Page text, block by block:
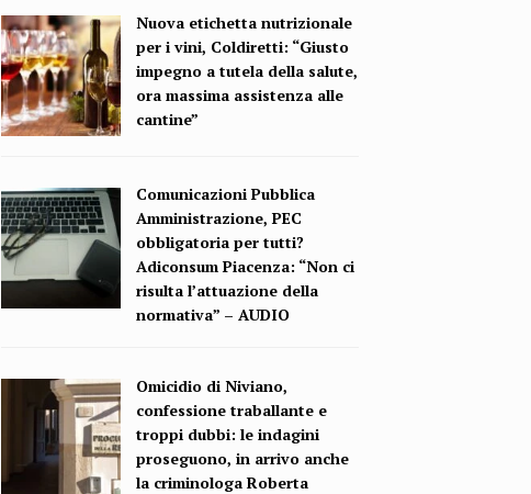
Nuova etichetta nutrizionale
per i vini, Coldiretti: “Giusto
impegno a tutela della salute,
ora massima assistenza alle
cantine”
Comunicazioni Pubblica
Amministrazione, PEC
obbligatoria per tutti?
Adiconsum Piacenza: “Non ci
risulta l’attuazione della
normativa” – AUDIO
Omicidio di Niviano,
confessione traballante e
troppi dubbi: le indagini
proseguono, in arrivo anche
la criminologa Roberta